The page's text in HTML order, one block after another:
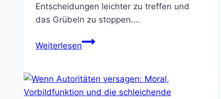
Entscheidungen leichter zu treffen und
das Grübeln zu stoppen….
WeiterlesenEntscheidungen
Strategien
gegen